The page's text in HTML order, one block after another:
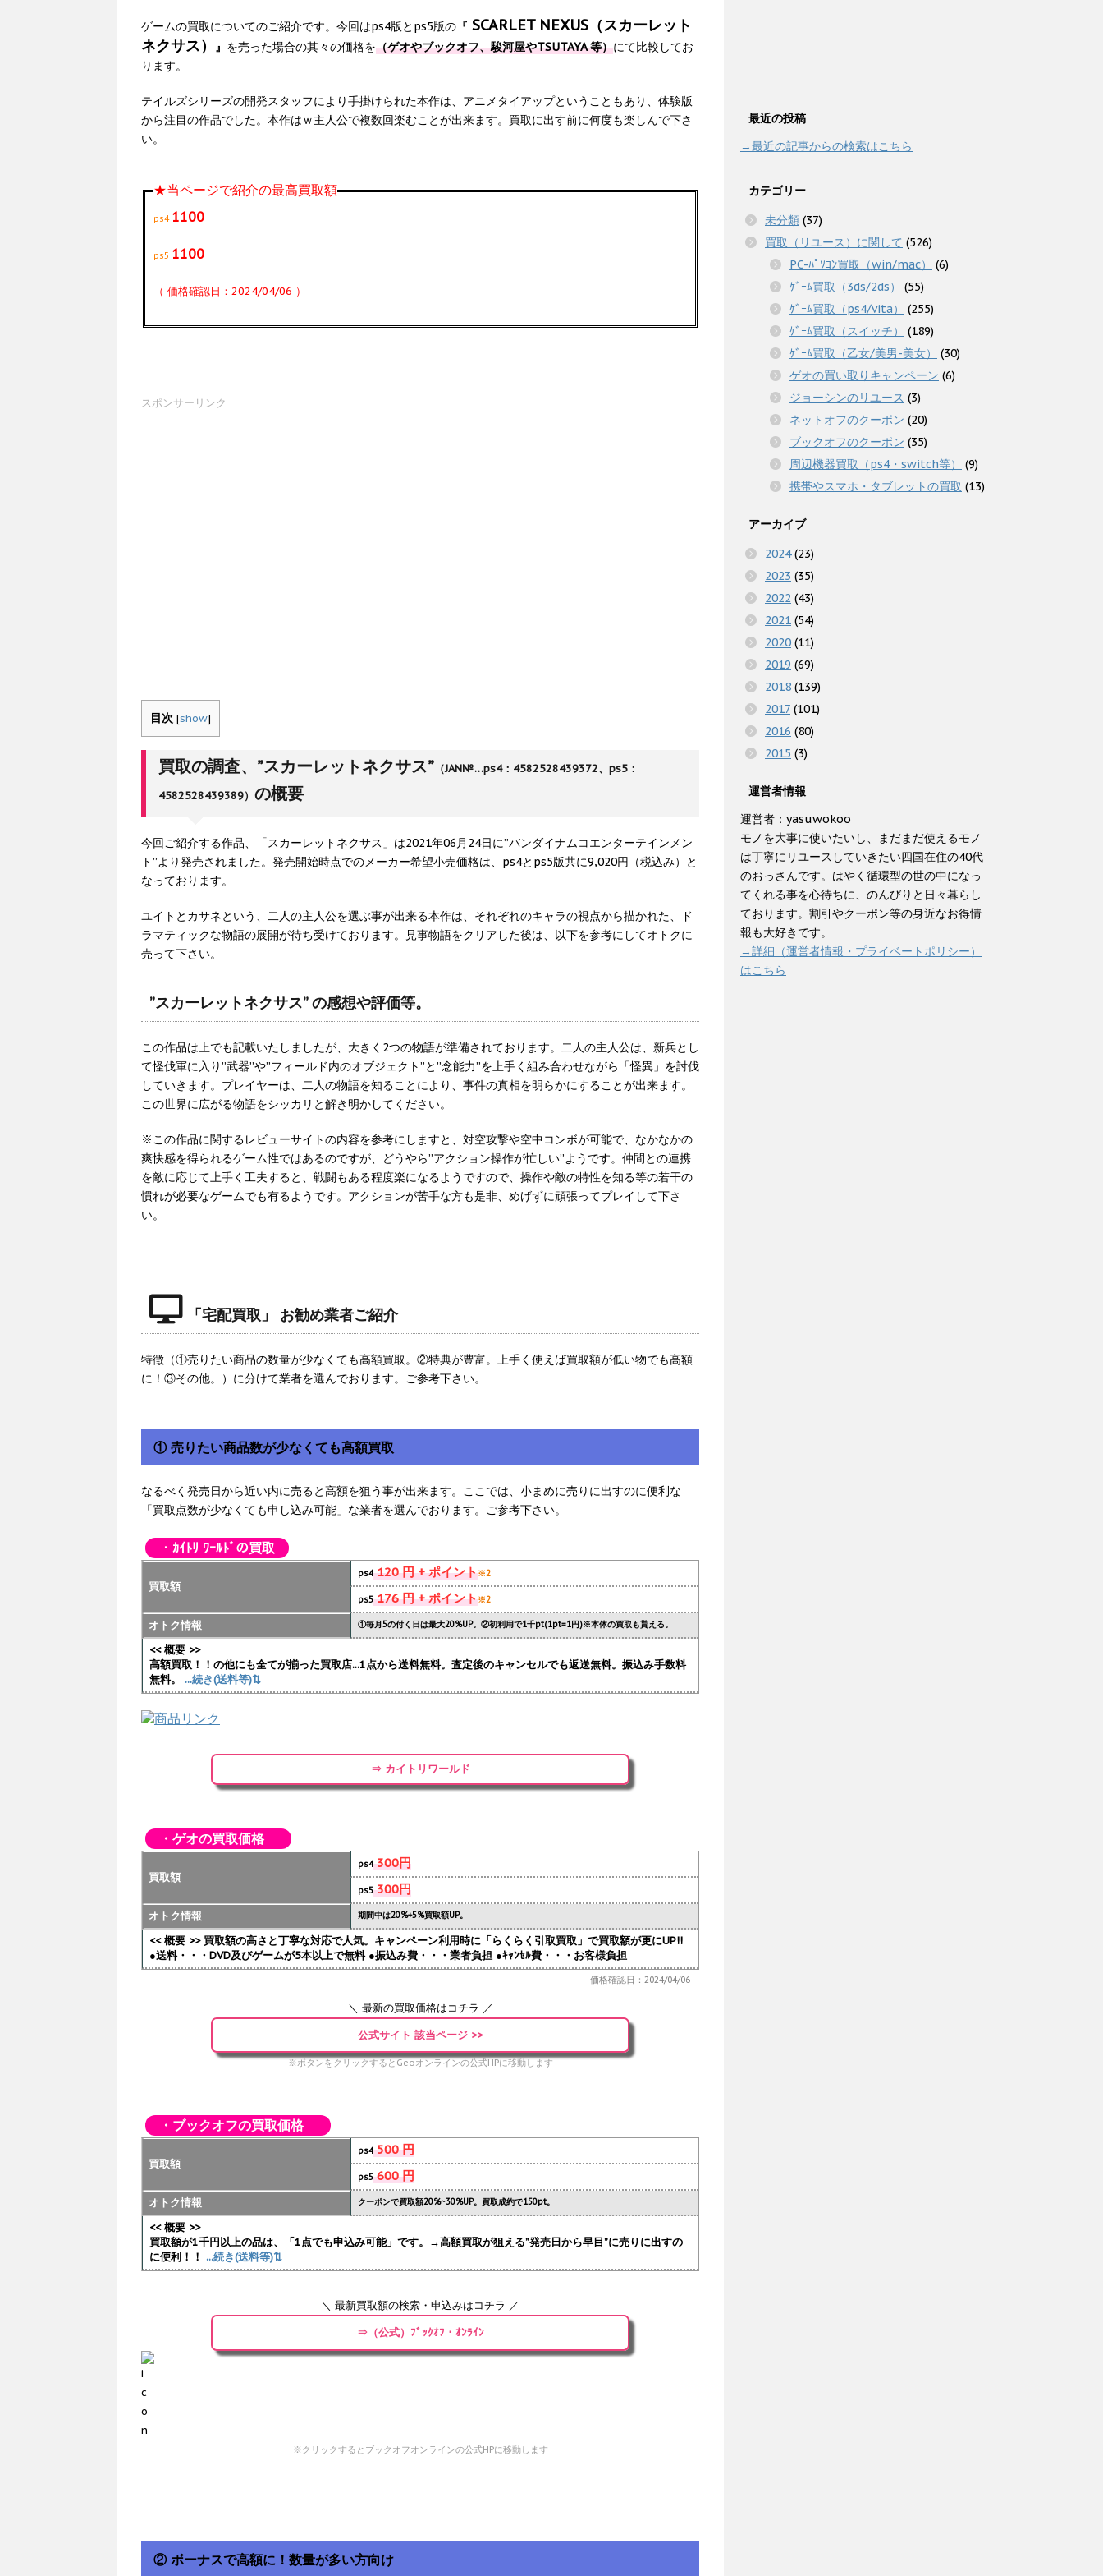
ゲームの買取についてのご紹介です。今回はps4版とps5版の 『 SCARLET NEXUS（スカーレット
ネクサス）
』 を売った場合の其々の価格を（ゲオやブックオフ、駿河屋やTSUTAYA 等）にて比較してお
ります。
テイルズシリーズの開発スタッフにより手掛けられた本作は、アニメタイアップということもあり、体験版
から注目の作品でした。本作はｗ主人公で複数回楽むことが出来ます。買取に出す前に何度も楽しんで下さ
い。
★当ページで紹介の最高買取額
ps4 1100
ps5 1100
（ 価格確認日：2024/04/06 ）
スポンサーリンク
目次 [show]
買取の調査、”スカーレットネクサス” （JAN№…ps4：4582528439372、ps5：
4582528439389） の概要
今回ご紹介する作品、「スカーレットネクサス」は2021年06月24日に”バンダイナムコエンターテインメン
ト”より発売されました。発売開始時点でのメーカー希望小売価格は、ps4とps5版共に9,020円（税込み）と
なっております。
ユイトとカサネという、二人の主人公を選ぶ事が出来る本作は、それぞれのキャラの視点から描かれた、ド
ラマティックな物語の展開が待ち受けております。見事物語をクリアした後は、以下を参考にしてオトクに
売って下さい。
”スカーレットネクサス” の感想や評価等。
この作品は上でも記載いたしましたが、大きく2つの物語が準備されております。二人の主人公は、新兵とし
て怪伐軍に入り”武器”や”フィールド内のオブジェクト”と”念能力”を上手く組み合わせながら「怪異」を討伐
していきます。プレイヤーは、二人の物語を知ることにより、事件の真相を明らかにすることが出来ます。
この世界に広がる物語をシッカリと解き明かしてください。
※この作品に関するレビューサイトの内容を参考にしますと、対空攻撃や空中コンボが可能で、なかなかの
爽快感を得られるゲーム性ではあるのですが、どうやら”アクション操作が忙しい”ようです。仲間との連携
を敵に応じて上手く工夫すると、戦闘もある程度楽になるようですので、操作や敵の特性を知る等の若干の
慣れが必要なゲームでも有るようです。アクションが苦手な方も是非、めげずに頑張ってプレイして下さ
い。
「宅配買取」 お勧め業者ご紹介
特徴（①売りたい商品の数量が少なくても高額買取。②特典が豊富。上手く使えば買取額が低い物でも高額
に！③その他。）に分けて業者を選んでおります。ご参考下さい。
① 売りたい商品数が少なくても高額買取
なるべく発売日から近い内に売ると高額を狙う事が出来ます。ここでは、小まめに売りに出すのに便利な
「買取点数が少なくても申し込み可能」な業者を選んでおります。ご参考下さい。
・ｶｲﾄﾘ ﾜｰﾙﾄﾞの買取
買取額
ps4120 円 + ポイント※2
ps5176 円 + ポイント※2
オトク情報 ①毎月5の付く日は最大20%UP。②初利用で1千pt(1pt=1円)※本体の買取も貰える。
<< 概要 >>
高額買取！！の他にも全てが揃った買取店...1点から送料無料。査定後のキャンセルでも返送無料。振込み手数料
無料。
...続き(送料等)⇅
⇒ カイトリワールド
・ゲオの買取価格
買取額
ps4300円
ps5300円
オトク情報 期間中は20%+5%買取額UP。
<< 概要 >> 買取額の高さと丁寧な対応で人気。キャンペーン利用時に「らくらく引取買取」で買取額が更にUP!!
●送料・・・DVD及びゲームが5本以上で無料 ●振込み費・・・業者負担 ●ｷｬﾝｾﾙ費・・・お客様負担
価格確認日：2024/04/06
＼ 最新の買取価格はコチラ ／
公式サイト 該当ページ >>
※ボタンをクリックするとGeoオンラインの公式HPに移動します
・ブックオフの買取価格
買取額
ps4500 円
ps5600 円
オトク情報 クーポンで買取額20%~30%UP。買取成約で150pt。
<< 概要 >>
買取額が1千円以上の品は、「1点でも申込み可能」です。→高額買取が狙える”発売日から早目”に売りに出すの
に便利！！ ...続き(送料等)⇅
＼ 最新買取額の検索・申込みはコチラ ／
⇒（公式）ﾌﾞｯｸｵﾌ・ｵﾝﾗｲﾝ
※クリックするとブックオフオンラインの公式HPに移動します
② ボーナスで高額に！数量が多い方向け
最近の投稿
→最近の記事からの検索はこちら
カテゴリー
未分類 (37)
買取（リユース）に関して (526)
PC-ﾊﾟｿｺﾝ買取（win/mac）
(6)
ｹﾞｰﾑ買取（3ds/2ds）
(55)
ｹﾞｰﾑ買取（ps4/vita）
(255)
ｹﾞｰﾑ買取（スイッチ）
(189)
ｹﾞｰﾑ買取（乙女/美男-美女）
(30)
ゲオの買い取りキャンペーン (6)
ジョーシンのリユース (3)
ネットオフのクーポン (20)
ブックオフのクーポン (35)
周辺機器買取（ps4・switch等）
(9)
携帯やスマホ・タブレットの買取 (13)
アーカイブ
2024(23)
2023 (35)
2022 (43)
2021 (54)
2020 (11)
2019 (69)
2018 (139)
2017 (101)
2016 (80)
2015 (3)
運営者情報
運営者：yasuwokoo
モノを大事に使いたいし、まだまだ使えるモノ
は丁寧にリユースしていきたい四国在住の40代
のおっさんです。はやく循環型の世の中になっ
てくれる事を心待ちに、のんびりと日々暮らし
ております。割引やクーポン等の身近なお得情
報も大好きです。
→詳細（運営者情報・プライベートポリシー）
はこちら